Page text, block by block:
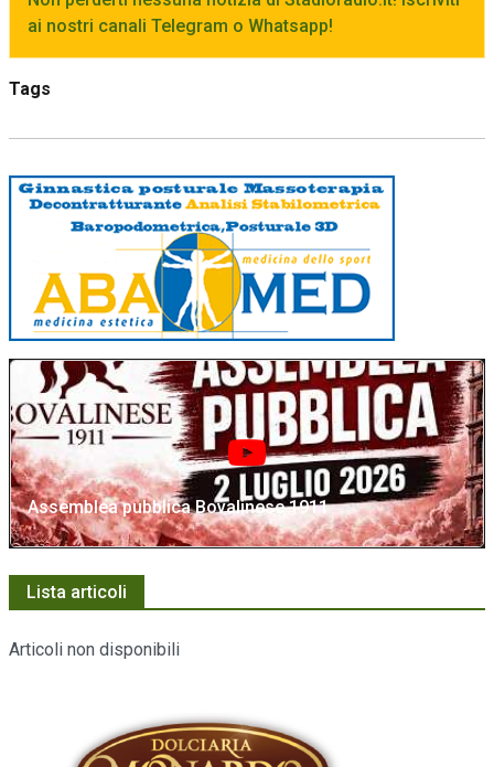
ai nostri canali Telegram o Whatsapp!
Tags
Assemblea pubblica Bovalinese 1911
Lista articoli
Articoli non disponibili